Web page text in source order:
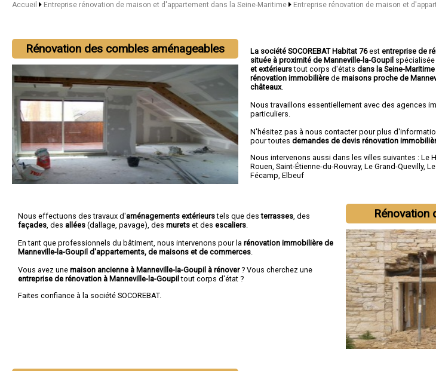
Accueil Entreprise rénovation de maison et d'appartement dans la Seine-Maritime Entreprise rénovation de maison et
Rénovation des combles aménageables La société SOCOREBAT Habitat 76estentreprise de
située à proximité de Manneville-la-Goupil
et extérieurstout corps d'états dans la Seine-
rénovation immobilière demaisons proche de
châteaux.
Nous travaillons essentiellement avec des agences
particuliers.
N'hésitez pas à nous contacter pour plus
pour toutesdemandes de devis rénovation
Nous intervenons aussi dans les villes suivantes :Le
Rouen ,Saint-Étienne-du-Rouvray,Le Grand-Quevilly,
Fécamp ,Elbeuf
Rénovation
Nous effectuons des travaux d'aménagements extérieurstels que desterrasses , des
façades , des allées (dallage, pavage), des murets et des escaliers
En tant que professionnels du bâtiment, nous intervenons pour la rénovation immobilière de
Manneville-la-Goupil d'appartements, de maisons et de commerces
Vous avez une maison ancienne à Manneville-la-Goupil à rénover? Vous cherchez une
entreprise de rénovation à Manneville-la-Goupiltout corps d'état ?
Faites confiance à la société SOCOREBAT.